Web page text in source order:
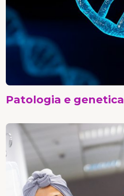
Patologia e genetica
Oncologia medica